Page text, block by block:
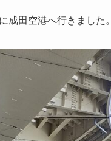
成田空港へ行きました。